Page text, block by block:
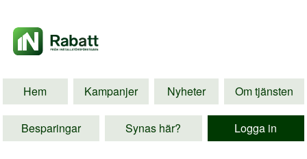
Hem Kampanjer Nyheter Om tjänsten
Besparingar Synas här? Logga in